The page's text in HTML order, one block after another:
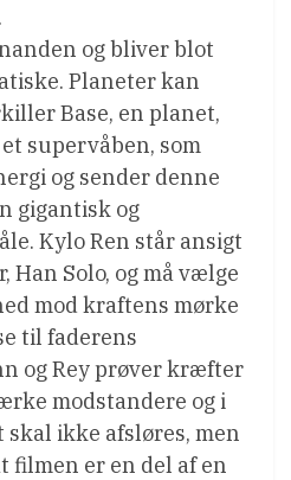
og bliver blot
Planeter kan
Base, en planet,
supervåben, som
og sender denne
gigantisk og
Kylo Ren står ansigt
Han Solo, og må vælge
mod kraftens mørke
til faderens
og Rey prøver kræfter
modstandere og i
skal ikke afsløres, men
filmen er en del af en